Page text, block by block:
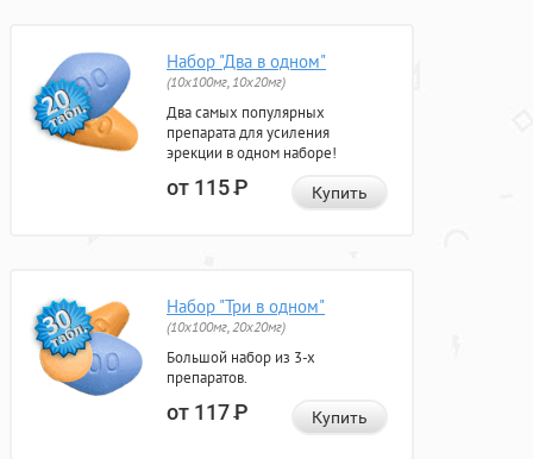
Набор "Два в одном"
(10x100мг, 10x20мг)
Два самых популярных
препарата для усиления
эрекции в одном наборе!
от 115Р Купить
Набор "Три в одном"
(10x100мг, 20x20мг)
Большой набор из 3-х
препаратов.
от 117Р Купить